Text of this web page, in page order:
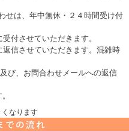
せは、年中無休・２４時間受け付
付させていただきます。
信させていただきます。混雑時
び、お問合わせメールへの返信
くなります